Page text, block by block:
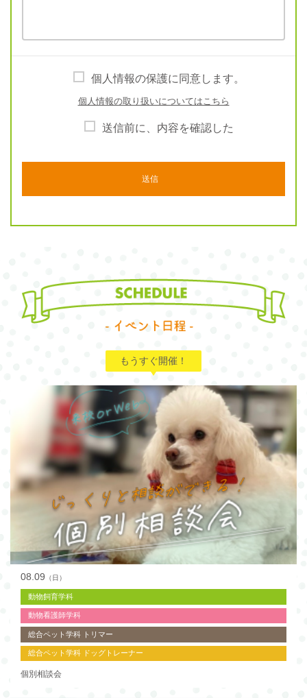
個人情報の保護に同意します。
個人情報の取り扱いについてはこちら
送信前に、内容を確認した
もうすぐ開催！
08.09 （日）
動物飼育学科
動物看護師学科
総合ペット学科 トリマー
総合ペット学科 ドッグトレーナー
個別相談会